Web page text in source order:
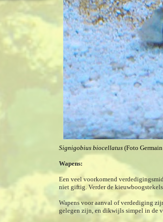
Signigobius biocellatus(Foto
Wapens:
Een veel voorkomend
niet giftig. Verder de
Wapens voor aanval of verdediging
gelegen zijn, en dikwijls simpel in de